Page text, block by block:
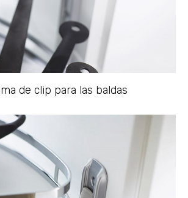
de clip para las baldas